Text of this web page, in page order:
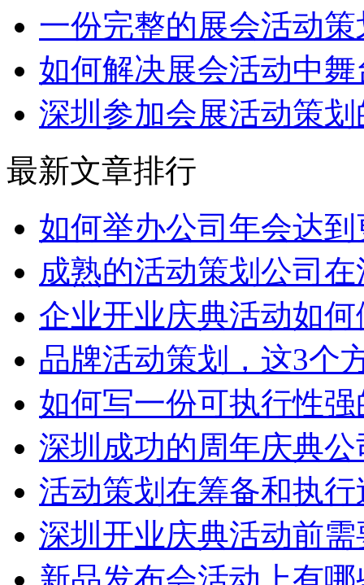
一份完整的展会活动
如何解决展会活动中
深圳参加会展活动策
最新文章排行
如何举办公司年会达
成熟的活动策划公司
企业开业庆典活动如
品牌活动策划，这3个
如何写一份可执行性
深圳成功的周年庆典
活动策划在筹备和执
深圳开业庆典活动前